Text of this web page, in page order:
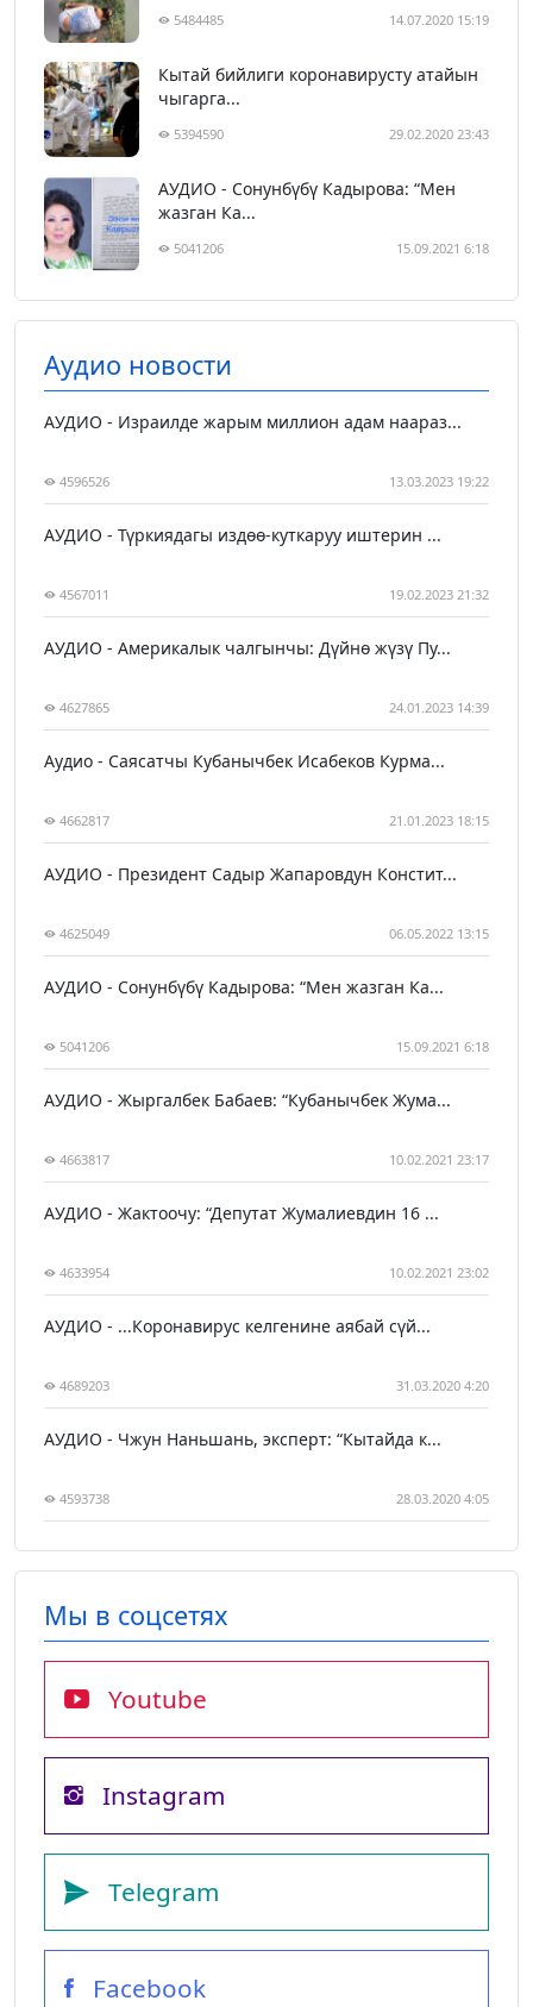
5484485 14.07.2020 15:19
Кытай бийлиги коронавирусту атайын
чыгарга...
5394590 29.02.2020 23:43
АУДИО - Сонунбүбү Кадырова: “Мен
жазган Ка...
5041206 15.09.2021 6:18
Аудио новости
АУДИО - Израилде жарым миллион адам наараз...
4596526 13.03.2023 19:22
АУДИО - Түркиядагы издөө-куткаруу иштерин ...
4567011 19.02.2023 21:32
АУДИО - Америкалык чалгынчы: Дүйнө жүзү Пу...
4627865 24.01.2023 14:39
Аудио - Саясатчы Кубанычбек Исабеков Курма...
4662817 21.01.2023 18:15
АУДИО - Президент Садыр Жапаровдун Констит...
4625049 06.05.2022 13:15
АУДИО - Сонунбүбү Кадырова: “Мен жазган Ка...
5041206 15.09.2021 6:18
АУДИО - Жыргалбек Бабаев: “Кубанычбек Жума...
4663817 10.02.2021 23:17
АУДИО - Жактоочу: “Депутат Жумалиевдин 16 ...
4633954 10.02.2021 23:02
АУДИО - ...Коронавирус келгенине аябай сүй...
4689203 31.03.2020 4:20
АУДИО - Чжун Наньшань, эксперт: “Кытайда к...
4593738 28.03.2020 4:05
Мы в соцсетях
Youtube
Instagram
Telegram
Facebook